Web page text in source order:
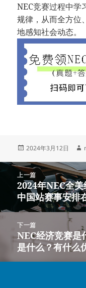
NEC竞赛过程中学
规律，从而全方位
地感知社会动态。
发
于
2024年3月12日
上一篇
上
篇
文
章：
2024年NEC全
中国站赛事安排
下一篇
下
篇
文
NEC经济竞赛是
是什么？有什么